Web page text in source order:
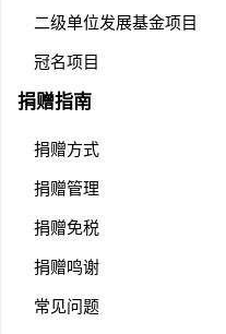
二级单位发展基金项目
冠名项目
捐赠指南
捐赠方式
捐赠管理
捐赠免税
捐赠鸣谢
常见问题